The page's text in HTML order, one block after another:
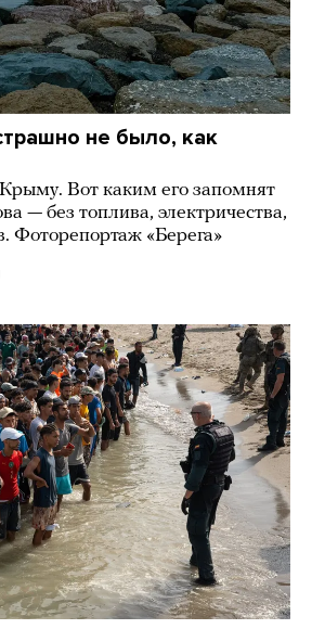
не было, как
Вот каким его запомнят
— без топлива, электричества,
Фоторепортаж «Берега»